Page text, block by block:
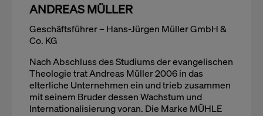
ANDREAS MÜLLER
Geschäftsführer – Hans-Jürgen Müller GmbH &
Co. KG
Nach Abschluss des Studiums der evangelischen
Theologie trat Andreas Müller 2006 in das
elterliche Unternehmen ein und trieb zusammen
mit seinem Bruder dessen Wachstum und
Internationalisierung voran. Die Marke MÜHLE